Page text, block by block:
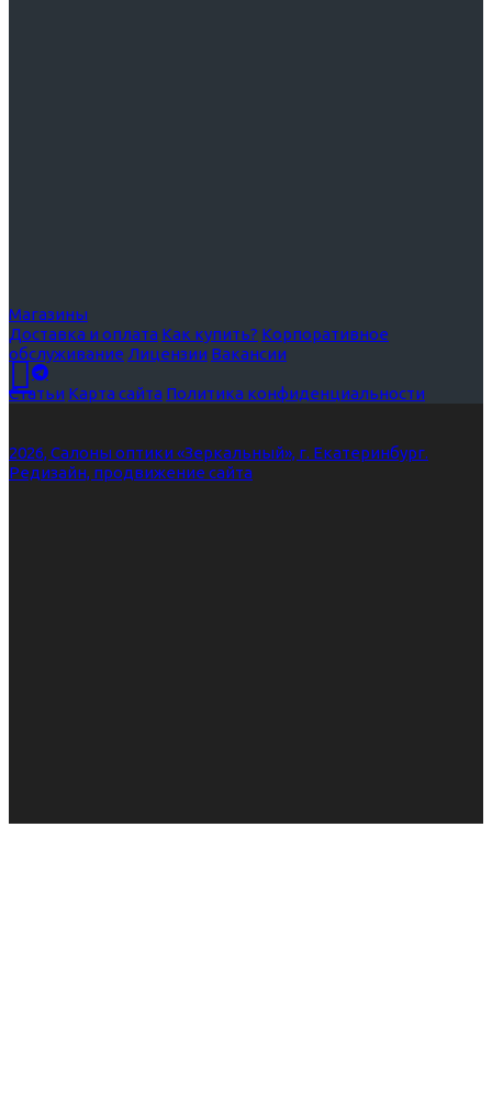
Магазины
Доставка и оплата Как купить? Корпоративное
обслуживание Лицензии Вакансии
Статьи Карта сайта Политика конфиденциальности
2026, Салоны оптики «Зеркальный», г. Екатеринбург.
Редизайн, продвижение сайта